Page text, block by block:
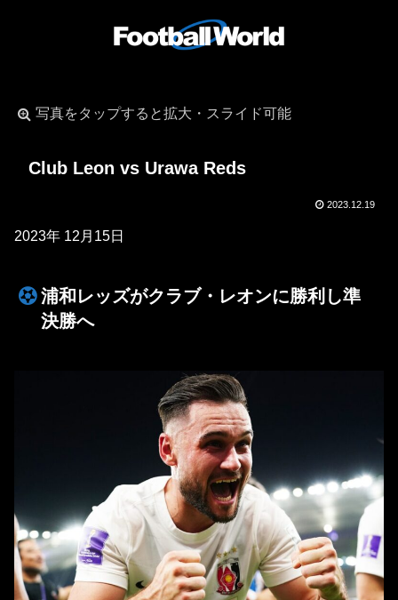
写真をタップすると拡大・スライド可能
Club Leon vs Urawa Reds
2023.12.19
2023年 12月15日
浦和レッズがクラブ・レオンに勝利し準
決勝へ